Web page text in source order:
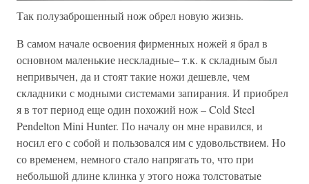
Так полузаброшенный нож обрел новую жизнь.
В самом начале освоения фирменных ножей я брал в
основном маленькие нескладные– т.к. к складным был
непривычен, да и стоят такие ножи дешевле, чем
складники с модными системами запирания. И приобрел
я в тот период еще один похожий нож – Cold Steel
Pendelton Mini Hunter. По началу он мне нравился, и
носил его с собой и пользовался им с удовольствием. Но
со временем, немного стало напрягать то, что при
небольшой длине клинка у этого ножа толстоватые